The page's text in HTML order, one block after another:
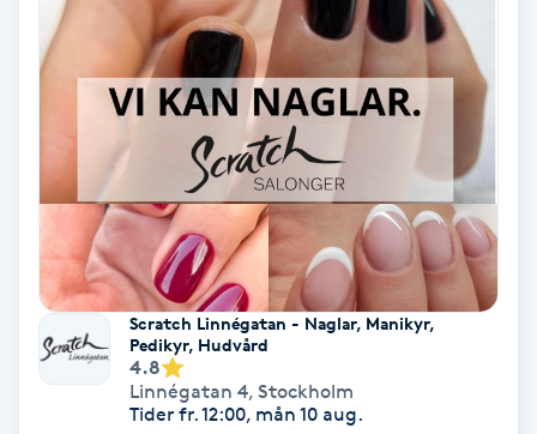
Hårbottenbehandling
Hårförlängning
Hårvård
Hälsprickor
Idrottsmassage
Scratch Linnégatan - Naglar, Manikyr,
Pedikyr, Hudvård
4.8
Linnégatan 4, Stockholm
Tider fr. 12:00, mån 10 aug.